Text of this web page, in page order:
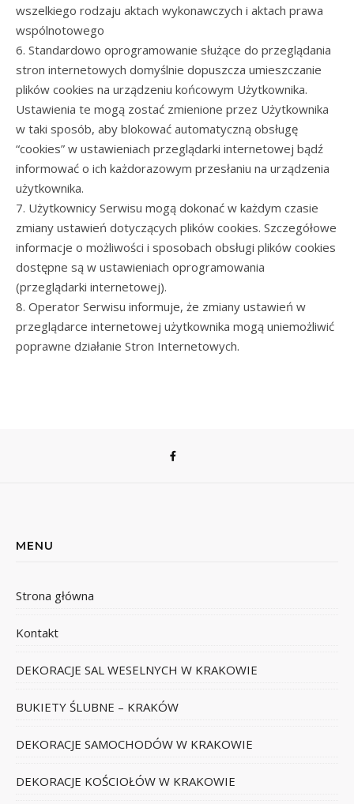
wszelkiego rodzaju aktach wykonawczych i aktach prawa
wspólnotowego
6. Standardowo oprogramowanie służące do przeglądania
stron internetowych domyślnie dopuszcza umieszczanie
plików cookies na urządzeniu końcowym Użytkownika.
Ustawienia te mogą zostać zmienione przez Użytkownika
w taki sposób, aby blokować automatyczną obsługę
“cookies” w ustawieniach przeglądarki internetowej bądź
informować o ich każdorazowym przesłaniu na urządzenia
użytkownika.
7. Użytkownicy Serwisu mogą dokonać w każdym czasie
zmiany ustawień dotyczących plików cookies. Szczegółowe
informacje o możliwości i sposobach obsługi plików cookies
dostępne są w ustawieniach oprogramowania
(przeglądarki internetowej).
8. Operator Serwisu informuje, że zmiany ustawień w
przeglądarce internetowej użytkownika mogą uniemożliwić
poprawne działanie Stron Internetowych.
MENU
Strona główna
Kontakt
DEKORACJE SAL WESELNYCH W KRAKOWIE
BUKIETY ŚLUBNE – KRAKÓW
DEKORACJE SAMOCHODÓW W KRAKOWIE
DEKORACJE KOŚCIOŁÓW W KRAKOWIE